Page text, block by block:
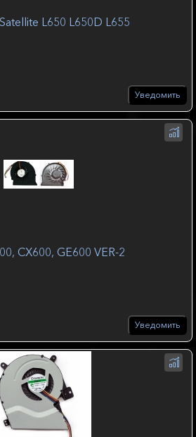
L650 L650D L655
Уведомить
CX600, GE600 VER-2
Уведомить